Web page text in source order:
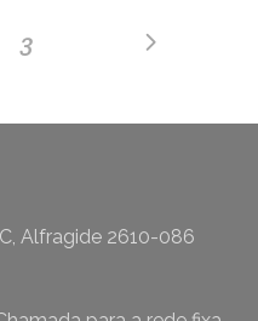
3
Alfragide 2610-086